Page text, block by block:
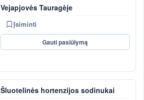
Vejapjovės Tauragėje
Įsiminti
Gauti pasiūlymą
Šluotelinės hortenzijos sodinukai